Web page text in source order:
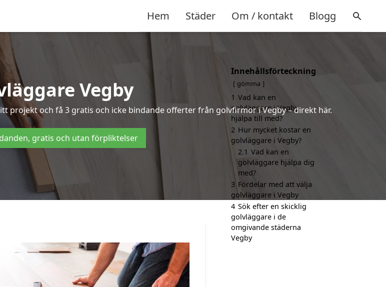
Hem Städer Om / kontakt Blogg
Vegby
projekt och få 3 gratis och icke bindande offerter från golvfirmor i Vegby – direkt här.
gratis och utan förpliktelser
Innehållsförteckning
gömma
1 Vad kan en
golvläggare i Vegby
hjälpa till med?
2 Hur mycket kostar en
golvläggare i Vegby?
2.1 Vad kan en
golvläggare hjälpa dig
med?
3 Fördelar med att välja
golvläggare i Vegby
4 Sök efter en skicklig
golvläggare i de
omgivande städerna
Vegby